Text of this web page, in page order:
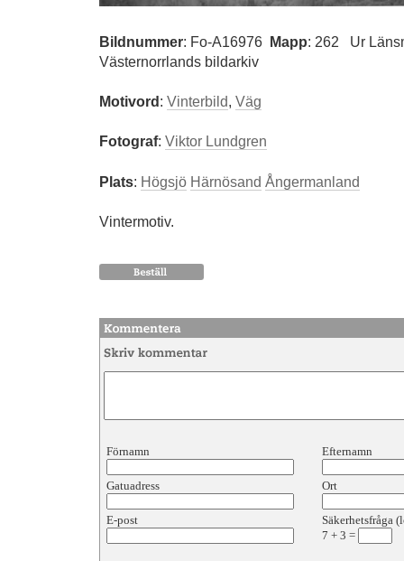
Bildnummer: Fo-A16976 Mapp: 262
Ur
Västernorrlands bildarkiv
Motivord: Vinterbild, Väg
Fotograf: Viktor Lundgren
Plats: Högsjö Härnösand Ångermanland
Vintermotiv.
Förnamn Efternamn
Gatuadress Ort
E-post
Säkerhetsfråga
7 + 3 =